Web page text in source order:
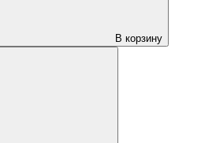
В корзину